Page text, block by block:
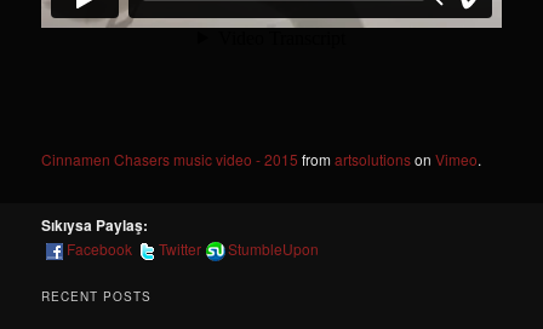
Cinnamen Chasers music video - 2015 fromartsolutionsonVimeo.
Sıkıysa Paylaş:
Facebook Twitter StumbleUpon
RECENT POSTS